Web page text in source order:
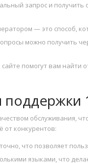
запрос и получить
— это способ,
можно получить
помогут вам найти
обслуживания,
от конкурентов:
что позволяет
языками, что